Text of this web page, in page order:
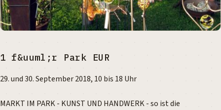
1 f&uuml;r Park EUR
29. und 30. September 2018, 10 bis 18 Uhr
MARKT IM PARK - KUNST UND HANDWERK - so ist die